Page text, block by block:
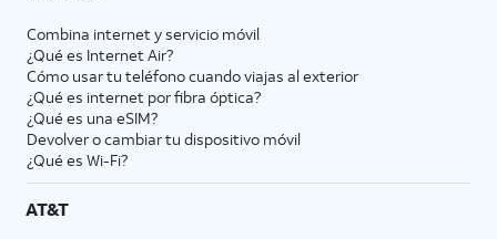
Combina internet y servicio móvil
¿Qué es Internet Air?
Cómo usar tu teléfono cuando viajas al exterior
¿Qué es internet por fibra óptica?
¿Qué es una eSIM?
Devolver o cambiar tu dispositivo móvil
¿Qué es Wi-Fi?
AT&T